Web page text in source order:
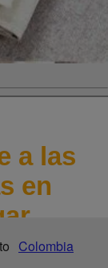
Colombia